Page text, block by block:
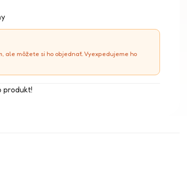
ale môžete si ho objednať. Vyexpedujeme ho
produkt!